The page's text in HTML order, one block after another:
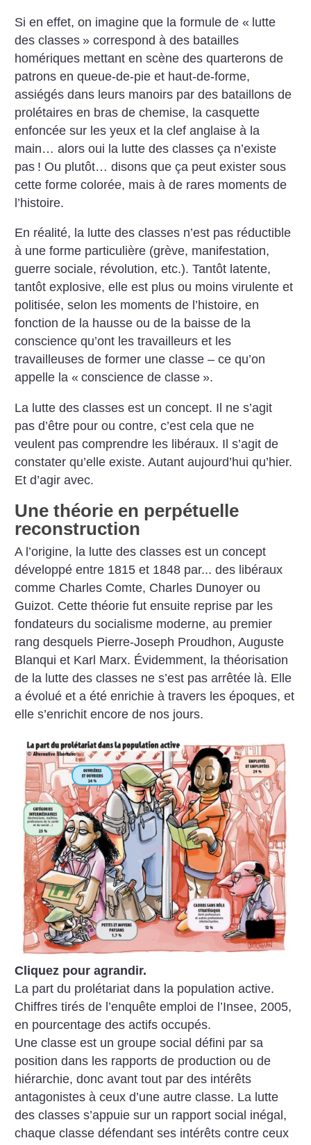
Si en effet, on imagine que la formule de « lutte
des classes » correspond à des batailles
homériques mettant en scène des quarterons de
patrons en queue-de-pie et haut-de-forme,
assiégés dans leurs manoirs par des bataillons de
prolétaires en bras de chemise, la casquette
enfoncée sur les yeux et la clef anglaise à la
main… alors oui la lutte des classes ça n’existe
pas ! Ou plutôt… disons que ça peut exister sous
cette forme colorée, mais à de rares moments de
l’histoire.
En réalité, la lutte des classes n’est pas réductible
à une forme particulière (grève, manifestation,
guerre sociale, révolution, etc.). Tantôt latente,
tantôt explosive, elle est plus ou moins virulente et
politisée, selon les moments de l’histoire, en
fonction de la hausse ou de la baisse de la
conscience qu’ont les travailleurs et les
travailleuses de former une classe – ce qu’on
appelle la « conscience de classe ».
La lutte des classes est un concept. Il ne s’agit
pas d’être pour ou contre, c’est cela que ne
veulent pas comprendre les libéraux. Il s’agit de
constater qu’elle existe. Autant aujourd’hui qu’hier.
Et d’agir avec.
Une théorie en perpétuelle
reconstruction
A l’origine, la lutte des classes est un concept
développé entre 1815 et 1848 par... des libéraux
comme Charles Comte, Charles Dunoyer ou
Guizot. Cette théorie fut ensuite reprise par les
fondateurs du socialisme moderne, au premier
rang desquels Pierre-Joseph Proudhon, Auguste
Blanqui et Karl Marx. Évidemment, la théorisation
de la lutte des classes ne s’est pas arrêtée là. Elle
a évolué et a été enrichie à travers les époques, et
elle s’enrichit encore de nos jours.
Cliquez pour agrandir.
La part du prolétariat dans la population active.
Chiffres tirés de l’enquête emploi de l’Insee, 2005,
en pourcentage des actifs occupés.
Une classe est un groupe social défini par sa
position dans les rapports de production ou de
hiérarchie, donc avant tout par des intérêts
antagonistes à ceux d’une autre classe. La lutte
des classes s’appuie sur un rapport social inégal,
chaque classe défendant ses intérêts contre ceux